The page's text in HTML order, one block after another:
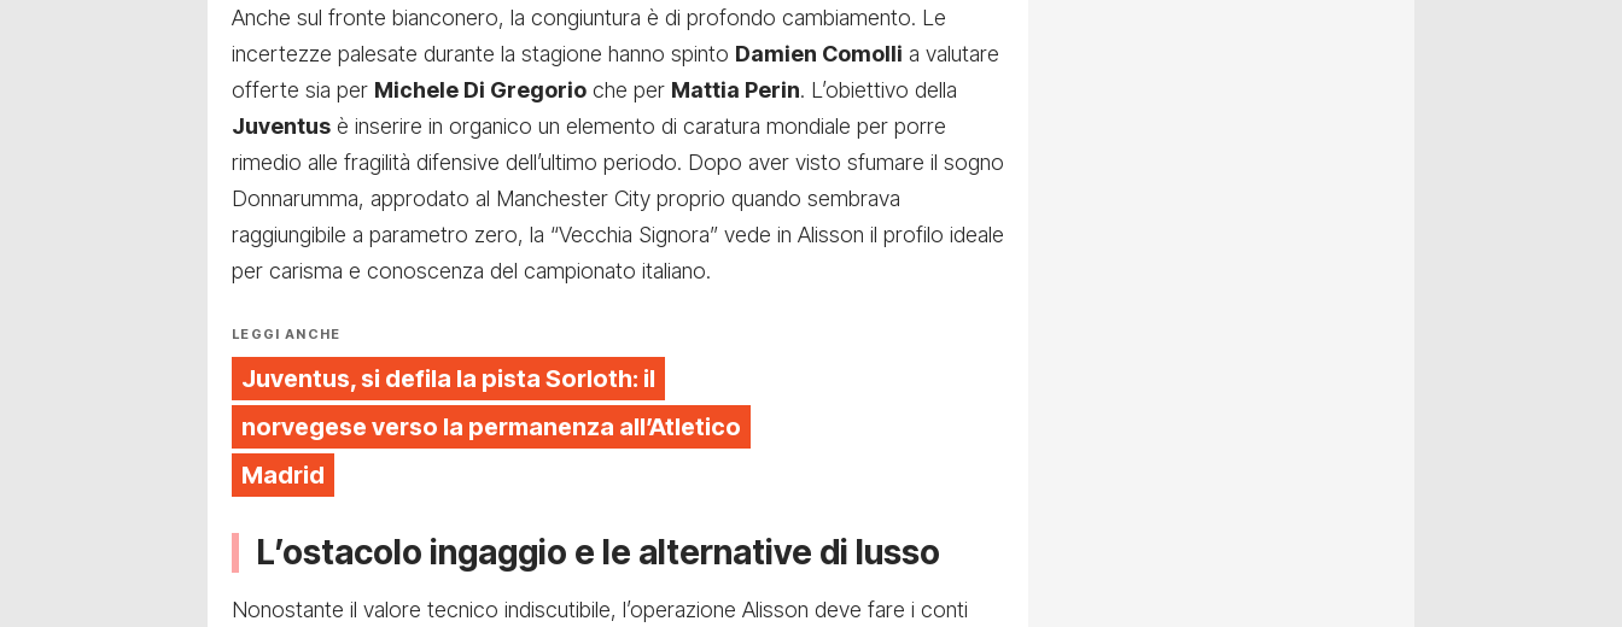
Anche sul fronte bianconero, la congiuntura è di profondo cambiamento. Le
incertezze palesate durante la stagione hanno spinto Damien Comolli a valutare
offerte sia per Michele Di Gregorio che per Mattia Perin. L’obiettivo della
Juventus è inserire in organico un elemento di caratura mondiale per porre
rimedio alle fragilità difensive dell’ultimo periodo. Dopo aver visto sfumare il sogno
Donnarumma, approdato al Manchester City proprio quando sembrava
raggiungibile a parametro zero, la “Vecchia Signora” vede in Alisson il profilo ideale
per carisma e conoscenza del campionato italiano.
LEGGI ANCHE
Juventus, si defila la pista Sorloth: il
norvegese verso la permanenza all’Atletico
Madrid
L’ostacolo ingaggio e le alternative di lusso
Nonostante il valore tecnico indiscutibile, l’operazione Alisson deve fare i conti